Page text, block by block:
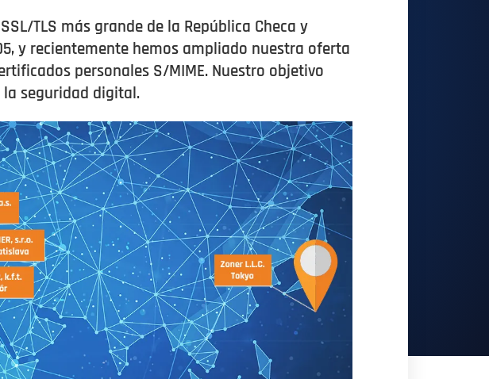
TLS más grande de la República Checa y
y recientemente hemos ampliado nuestra oferta
personales S/MIME. Nuestro objetivo
seguridad digital.